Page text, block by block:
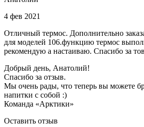
4 фев 2021
Отличный термос. Дополнительно
для моделей 106.функцию термос
рекомендую а настаиваю. Спасибо за
Добрый день, Анатолий!
Спасибо за отзыв.
Мы очень рады, что теперь вы можете
напитки с собой :)
Команда «Арктики»
Оставить отзыв